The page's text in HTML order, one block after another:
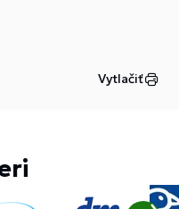
Vytlačiť